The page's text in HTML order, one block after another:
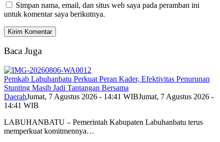
Simpan nama, email, dan situs web saya pada peramban ini
untuk komentar saya berikutnya.
Baca Juga
Pemkab Labuhanbatu Perkuat Peran Kader, Efektivitas Penurunan
Stunting Masih Jadi Tantangan Bersama
DaerahJumat, 7 Agustus 2026 - 14:41 WIBJumat, 7 Agustus 2026 -
14:41 WIB
LABUHANBATU – Pemerintah Kabupaten Labuhanbatu terus
memperkuat komitmennya…